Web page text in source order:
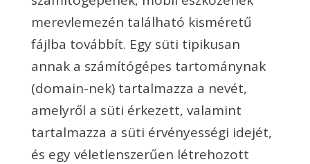
merevlemezén található kisméretű
fájlba továbbít. Egy süti tipikusan
annak a számítógépes tartománynak
(domain-nek) tartalmazza a nevét,
amelyről a süti érkezett, valamint
tartalmazza a süti érvényességi idejét,
és egy véletlenszerűen létrehozott